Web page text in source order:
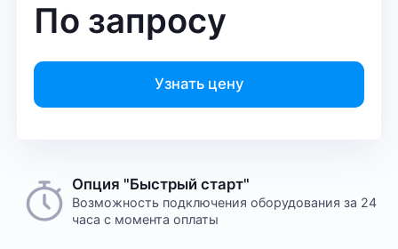
По запросу
Узнать цену
Опция "Быстрый старт"
Возможность подключения оборудования за 24
часа с момента оплаты